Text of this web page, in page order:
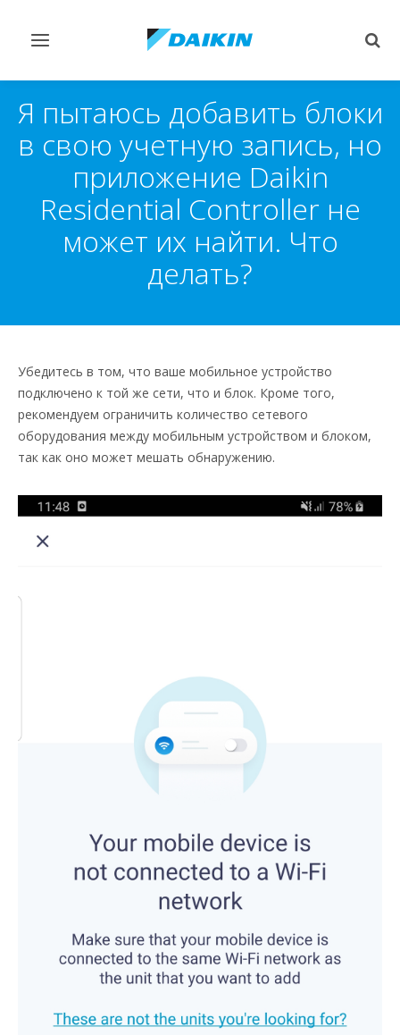
Переключить
Я пытаюсь добавить блоки
в свою учетную запись, но
приложение Daikin
Residential Controller не
может их найти. Что
делать?
Убедитесь в том, что ваше мобильное устройство
подключено к той же сети, что и блок. Кроме того,
рекомендуем ограничить количество сетевого
оборудования между мобильным устройством и блоком,
так как оно может мешать обнаружению.